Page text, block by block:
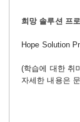
희망 솔루션 프
Hope Solution
(학습에 대한 취
자세한 내용은